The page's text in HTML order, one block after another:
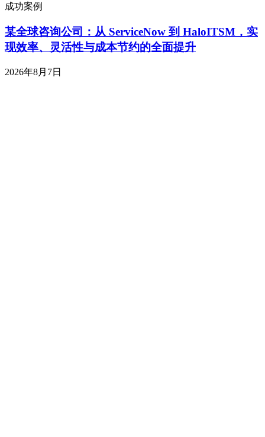
成功案例
某全球咨询公司：从 ServiceNow 到 HaloITSM，实
现效率、灵活性与成本节约的全面提升
2026年8月7日